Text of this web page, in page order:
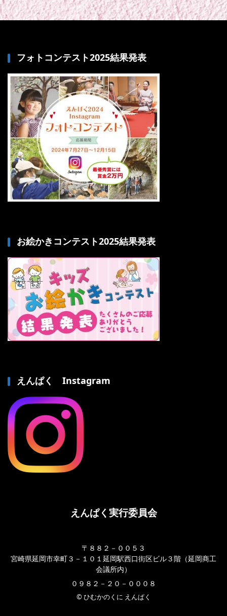
フォトコンテスト2025結果発表
お絵かきコンテスト2025結果発表
えんぱく Instagram
えんぱく実行委員会
〒８８２－００５３
宮崎県延岡市幸町３－１０１延岡駅西口街区ビル３階（延岡商工
会議所内）
０９８２－２０－０００８
© ひむかのくに えんぱく